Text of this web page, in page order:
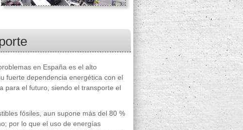
en España es el alto
fuerte dependencia energética con el
para el futuro, siendo el transporte el
fósiles, aun supone más del 80 %
por lo que el uso de energías